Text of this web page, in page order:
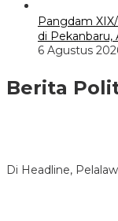
Pangdam
di
6 Agustus
Berita
Di Headline,